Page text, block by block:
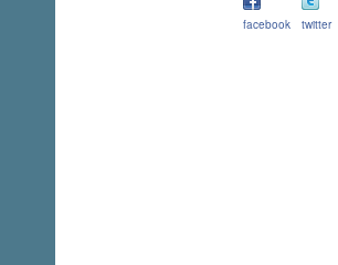
facebook twitter